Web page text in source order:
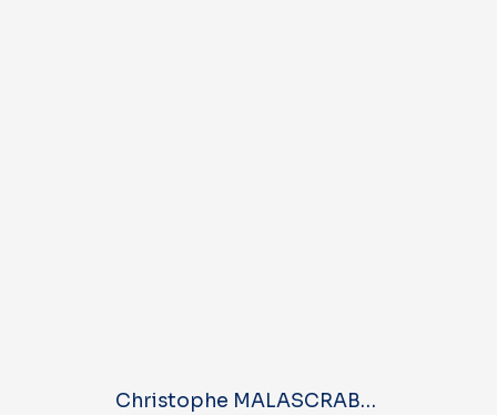
Christophe MALASCRABES